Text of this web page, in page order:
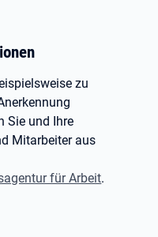
zu
Sie und Ihre
Mitarbeiter aus
für Arbeit.